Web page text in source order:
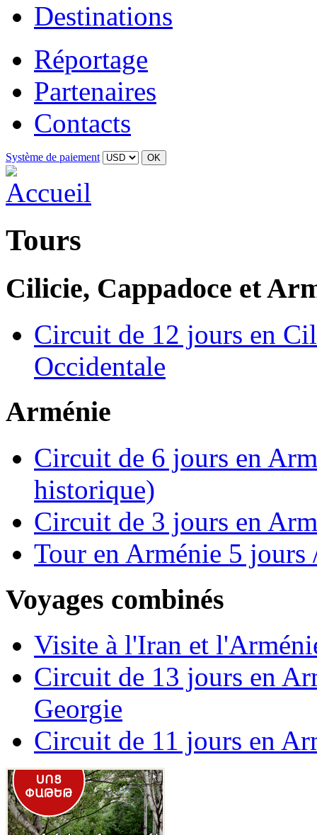
Destinations
Réportage
Partenaires
Contacts
Système de paiement
Tours
Cilicie, Cappadoce et
Circuit de 12 jours en
Occidentale
Arménie
Circuit de 6 jours en
historique)
Circuit de 3 jours en
Tour en Arménie 5 jours
Voyages combinés
Visite à l'Iran et
Circuit de 13 jours en
Georgie
Circuit de 11 jours en